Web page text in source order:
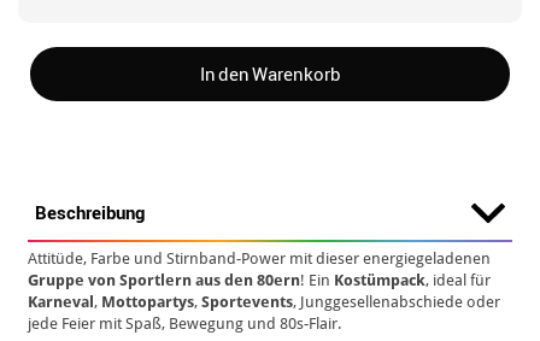
In den Warenkorb
Beschreibung
Attitüde, Farbe und Stirnband-Power mit dieser energiegeladenen
Gruppe von Sportlern aus den 80ern! Ein Kostümpack, ideal für
Karneval, Mottopartys,Sportevents, Junggesellenabschiede oder
jede Feier mit Spaß, Bewegung und 80s-Flair.